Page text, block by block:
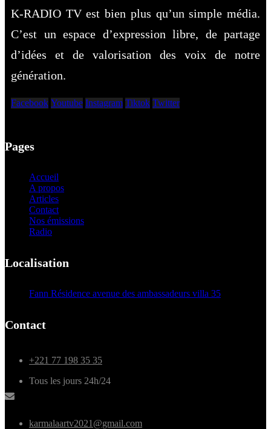
K-RADIO TV est bien plus qu’un simple média.
C’est un espace d’expression libre, de partage
d’idées et de valorisation des voix de notre
génération.
Facebook Youtube Instagram Tiktok Twitter
Pages
Accueil
A propos
Articles
Contact
Nos émissions
Radio
Localisation
Fann Résidence avenue des ambassadeurs villa 35
Contact
+221 77 198 35 35
Tous les jours 24h/24
karmalaartv2021@gmail.com